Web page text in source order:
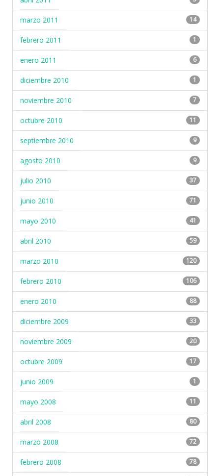
marzo 2011 14
febrero 2011 1
enero 2011 6
diciembre 2010 1
noviembre 2010 7
octubre 2010 11
septiembre 2010 9
agosto 2010 9
julio 2010 37
junio 2010 71
mayo 2010 41
abril 2010 59
marzo 2010 120
febrero 2010 106
enero 2010 88
diciembre 2009 33
noviembre 2009 20
octubre 2009 17
junio 2009 1
mayo 2008 11
abril 2008 80
marzo 2008 72
febrero 2008 78